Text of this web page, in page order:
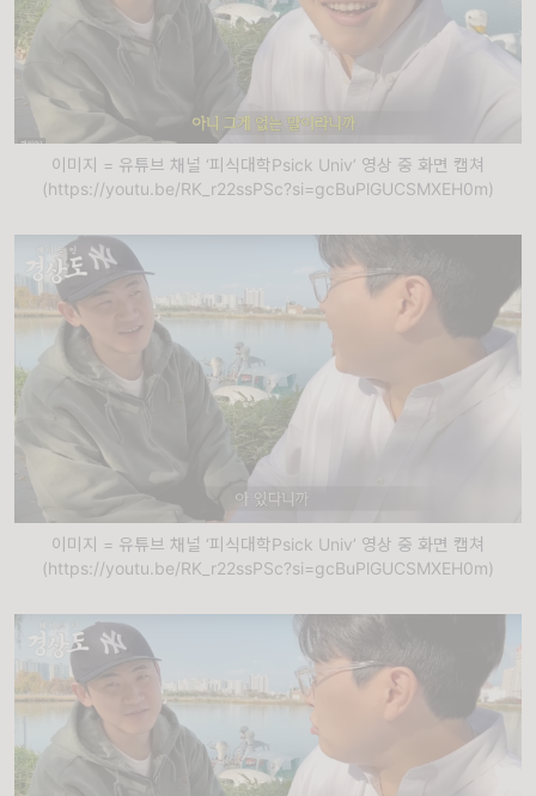
이미지 = 유튜브 채널 ‘피식대학Psick Univ’ 영상 중 화면 캡쳐
(https://youtu.be/RK_r22ssPSc?si=gcBuPlGUCSMXEH0m)
이미지 = 유튜브 채널 ‘피식대학Psick Univ’ 영상 중 화면 캡쳐
(https://youtu.be/RK_r22ssPSc?si=gcBuPlGUCSMXEH0m)